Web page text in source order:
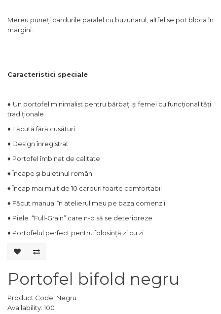
Mereu puneți cardurile paralel cu buzunarul, altfel se pot bloca în
margini.
Caracteristici speciale
♦ Un portofel minimalist pentru bărbați și femei cu funcționalități
tradiționale
♦ Făcută fără cusături
♦ Design înregistrat
♦ Portofel îmbinat de calitate
♦ Încape și buletinul român
♦ Încap mai mult de 10 carduri foarte comfortabil
♦ Făcut manual în atelierul meu pe baza comenzii
♦ Piele “Full-Grain” care n-o să se deterioreze
♦ Portofelul perfect pentru folosință zi cu zi
Portofel bifold negru
Product Code: Negru
Availability: 100